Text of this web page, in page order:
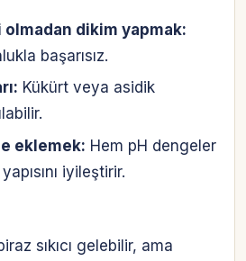
olmadan dikim yapmak:
başarısız.
Kükürt veya asidik
eklemek: Hem pH dengeler
iyileştirir.
sıkıcı gelebilir, ama